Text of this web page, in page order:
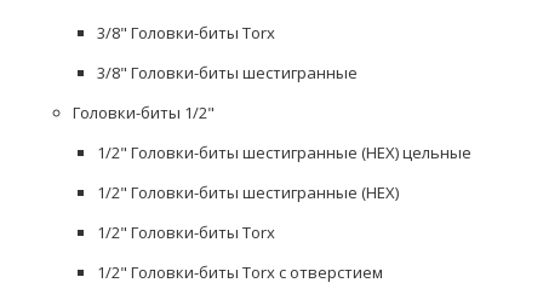
3/8" Головки-биты Torx
3/8" Головки-биты шестигранные
Головки-биты 1/2"
1/2" Головки-биты шестигранные (HEX) цельные
1/2" Головки-биты шестигранные (HEX)
1/2" Головки-биты Torx
1/2" Головки-биты Torx с отверстием